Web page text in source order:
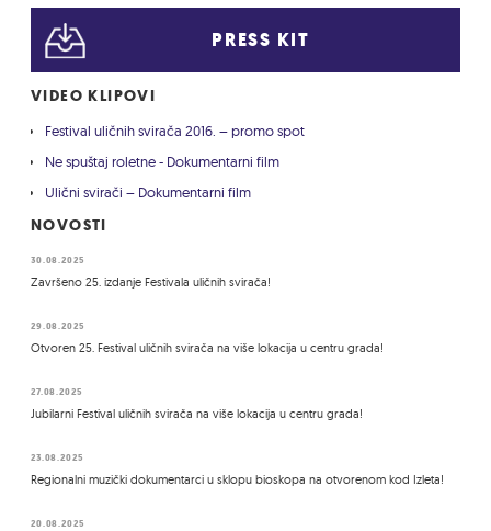
PRESS KIT
VIDEO KLIPOVI
Festival uličnih svirača 2016. – promo spot
Ne spuštaj roletne - Dokumentarni film
Ulični svirači – Dokumentarni film
NOVOSTI
30.08.2025
Završeno 25. izdanje Festivala uličnih svirača!
29.08.2025
Otvoren 25. Festival uličnih svirača na više lokacija u centru grada!
27.08.2025
Jubilarni Festival uličnih svirača na više lokacija u centru grada!
23.08.2025
Regionalni muzički dokumentarci u sklopu bioskopa na otvorenom kod Izleta!
20.08.2025